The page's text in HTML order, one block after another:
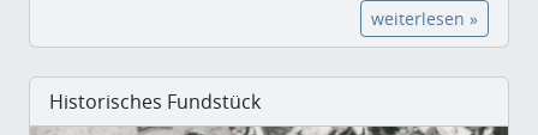
weiterlesen »
Historisches Fundstück